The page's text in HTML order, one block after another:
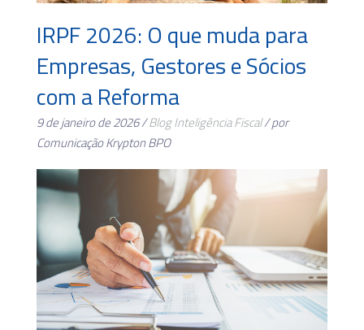
IRPF 2026: O que muda para
Empresas, Gestores e Sócios
com a Reforma
9 de janeiro de 2026 /BlogInteligência Fiscal/ por
Comunicação Krypton BPO